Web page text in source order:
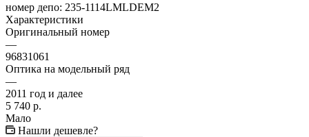
номер депо: 235-1114LMLDEM2
Характеристики
Оригинальный номер
—
96831061
Оптика на модельный ряд
—
2011 год и далее
5 740 р.
Мало
Нашли дешевле?